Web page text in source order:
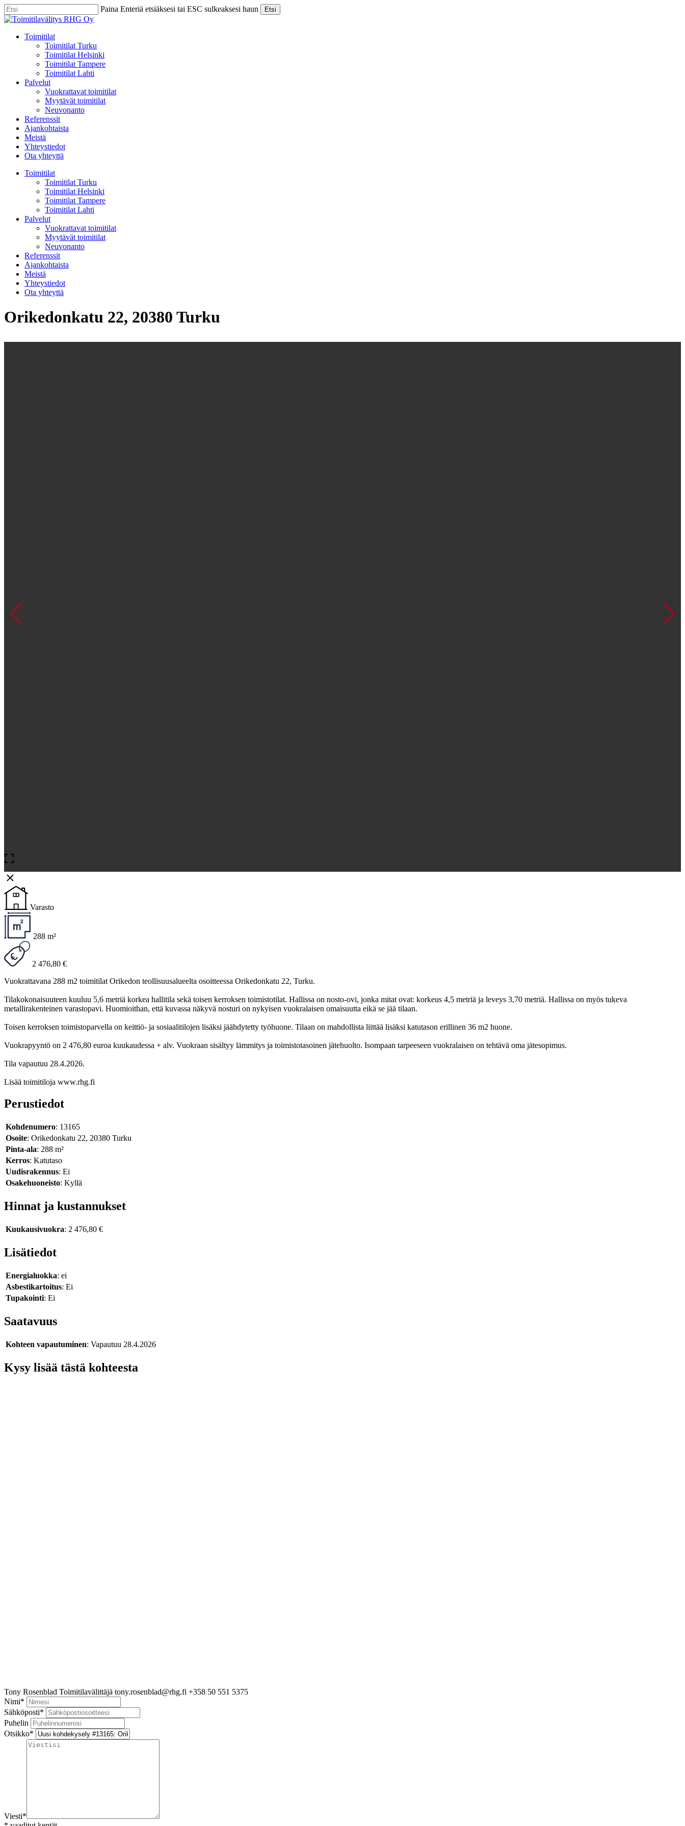
Skip
to
content
Paina Enteriä etsiäksesi tai ESC sulkeaksesi haun Etsi
Close
Menu
Toimitilat
Toimitilat Turku
Toimitilat Helsinki
Toimitilat Tampere
Toimitilat Lahti
Palvelut
Vuokrattavat toimitilat
Myytävät toimitilat
Neuvonanto
Referenssit
Ajankohtaista
Meistä
Yhteystiedot
Ota yhteyttä
Toimitilat
Toimitilat Turku
Toimitilat Helsinki
Toimitilat Tampere
Toimitilat Lahti
Palvelut
Vuokrattavat toimitilat
Myytävät toimitilat
Neuvonanto
Referenssit
Ajankohtaista
Meistä
Yhteystiedot
Ota yhteyttä
Orikedonkatu 22, 20380 Turku
Varasto
288 m²
2 476,80 €
Vuokrattavana 288 m2 toimitilat Orikedon teollisuusalueelta osoitteessa Orikedonkatu 22, Turku.
Tilakokonaisuuteen kuuluu 5,6 metriä korkea hallitila sekä toisen kerroksen toimistotilat. Hallissa on nosto-ovi, jonka mitat ovat: korkeus 4,5 metriä ja leveys 3,70 metriä. Hallissa on myös tukeva
metallirakenteinen varastopavi. Huomioithan, että kuvassa näkyvä nosturi on nykyisen vuokralaisen omaisuutta eikä se jää tilaan.
Toisen kerroksen toimistoparvella on keittiö- ja sosiaalitilojen lisäksi jäähdytetty työhuone. Tilaan on mahdollista liittää lisäksi katutason erillinen 36 m2 huone.
Vuokrapyyntö on 2 476,80 euroa kuukaudessa + alv. Vuokraan sisältyy lämmitys ja toimistotasoinen jätehuolto. Isompaan tarpeeseen vuokralaisen on tehtävä oma jätesopimus.
Tila vapautuu 28.4.2026.
Lisää toimitiloja www.rhg.fi
Perustiedot
Kohdenumero: 13165
Osoite: Orikedonkatu 22, 20380 Turku
Pinta-ala: 288 m²
Kerros: Katutaso
Uudisrakennus: Ei
Osakehuoneisto: Kyllä
Hinnat ja kustannukset
Kuukausivuokra: 2 476,80 €
Lisätiedot
Energialuokka: ei
Asbestikartoitus: Ei
Tupakointi: Ei
Saatavuus
Kohteen vapautuminen: Vapautuu 28.4.2026
Kysy lisää tästä kohteesta
Tony Rosenblad Toimitilavälittäjä tony.rosenblad@rhg.fi +358 50 551 5375
Nimi*
Sähköposti*
Puhelin
Otsikko*
Viesti*